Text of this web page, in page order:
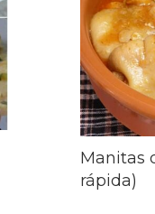
Manitas
rápida)